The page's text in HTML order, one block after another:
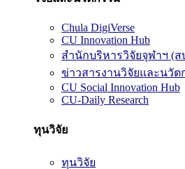
Chula DigiVerse
CU Innovation Hub
สำนักบริหารวิจัยจุฬาฯ (ส
ข่าวสารงานวิจัยและนวัต
CU Social Innovation Hub
CU-Daily Research
ทุนวิจัย
ทุนวิจัย